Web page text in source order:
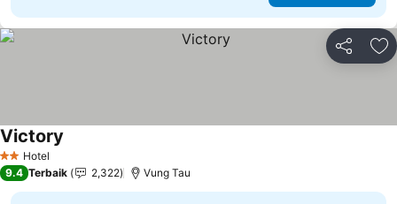
Kongsi
2 Bintang
Hotel
Victory
9.4 Terbaik 2,322 Vung Tau